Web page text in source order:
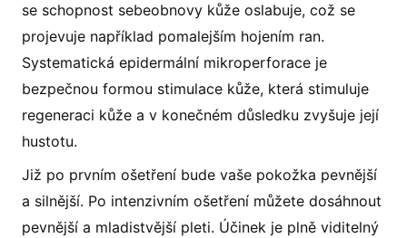
se schopnost sebeobnovy kůže oslabuje, což se
projevuje například pomalejším hojením ran.
Systematická epidermální mikroperforace je
bezpečnou formou stimulace kůže, která stimuluje
regeneraci kůže a v konečném důsledku zvyšuje její
hustotu.
Již po prvním ošetření bude vaše pokožka pevnější
a silnější. Po intenzivním ošetření můžete dosáhnout
pevnější a mladistvější pleti. Účinek je plně viditelný